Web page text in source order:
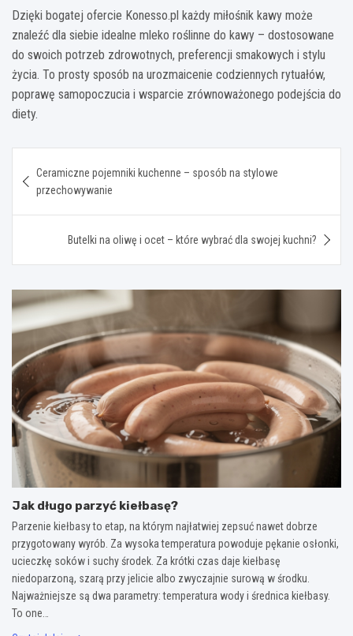
Dzięki bogatej ofercie Konesso.pl każdy miłośnik kawy może
znaleźć dla siebie idealne mleko roślinne do kawy – dostosowane
do swoich potrzeb zdrowotnych, preferencji smakowych i stylu
życia. To prosty sposób na urozmaicenie codziennych rytuałów,
poprawę samopoczucia i wsparcie zrównoważonego podejścia do
diety.
wpisu
Ceramiczne pojemniki kuchenne – sposób na stylowe
przechowywanie
Butelki na oliwę i ocet – które wybrać dla swojej kuchni?
Jak długo parzyć kiełbasę?
Parzenie kiełbasy to etap, na którym najłatwiej zepsuć nawet dobrze
przygotowany wyrób. Za wysoka temperatura powoduje pękanie osłonki,
ucieczkę soków i suchy środek. Za krótki czas daje kiełbasę
niedoparzoną, szarą przy jelicie albo zwyczajnie surową w środku.
Najważniejsze są dwa parametry: temperatura wody i średnica kiełbasy.
To one…